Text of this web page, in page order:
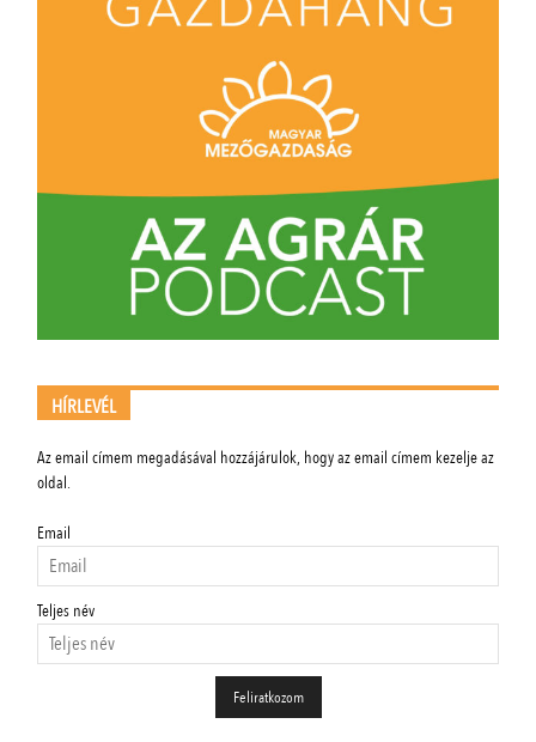
HÍRLEVÉL
Az email címem megadásával hozzájárulok, hogy az email címem kezelje az
oldal.
Email
Teljes név